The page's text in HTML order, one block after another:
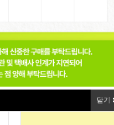
닫기